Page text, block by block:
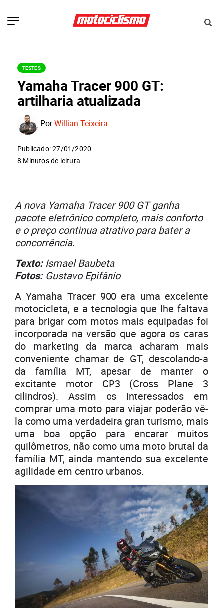
TESTES
Yamaha Tracer 900 GT:
artilharia atualizada
PorWillian Teixeira
Publicado: 27/01/2020
8 Minutos de leitura
A nova Yamaha Tracer 900 GT ganha
pacote eletrônico completo, mais conforto
e o preço continua atrativo para bater a
concorrência.
Texto:Ismael Baubeta
Fotos:Gustavo Epifânio
A Yamaha Tracer 900 era uma excelente
motocicleta, e a tecnologia que lhe faltava
para brigar com motos mais equipadas foi
incorporada na versão que agora os caras
do marketing da marca acharam mais
conveniente chamar de GT, descolando-a
da família MT, apesar de manter o
excitante motor CP3 (Cross Plane 3
cilindros). Assim os interessados em
comprar uma moto para viajar poderão vê-
la como uma verdadeira gran turismo, mais
uma boa opção para encarar muitos
quilômetros, não como uma moto brutal da
família MT, ainda mantendo sua excelente
agilidade em centro urbanos.